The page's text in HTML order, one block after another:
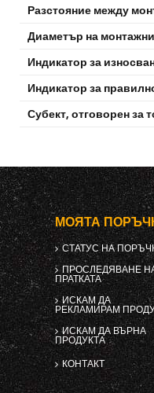
Разстояние между
Диаметър на
Индикатор за
Индикатор за
Субект, отговорен за
МОЯТА
СТАТУС НА
ПРОСЛЕДЯВАНЕ
ПРАТКАТА
ИСКАМ ДА
РЕКЛАМИРАМ
ИСКАМ ДА ВЪРНА
ПРОДУКТА
КОНТАКТ